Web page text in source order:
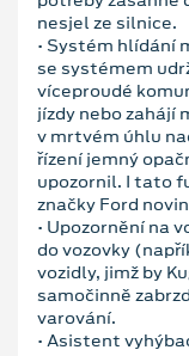
nesjel ze silnice.
• Systém hlídání
se systémem
víceproudé
jízdy nebo zahájí
v mrtvém úhlu
řízení jemný
upozornil. I tato
značky Ford
• Upozornění na
do vozovky
vozidly, jimž by
samočinně
varování.
• Asistent